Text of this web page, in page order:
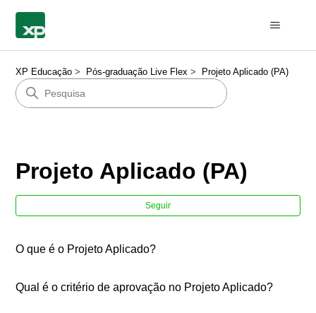
XP Educação Pós-graduação Live Flex Projeto Aplicado (PA)
Projeto Aplicado (PA)
Seguir
O que é o Projeto Aplicado?
Qual é o critério de aprovação no Projeto Aplicado?